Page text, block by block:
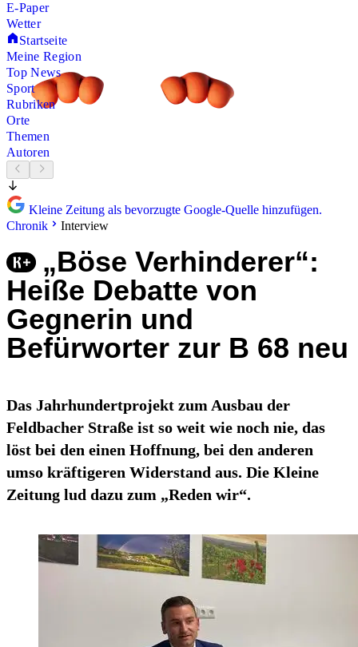
E-Paper
Wetter
Startseite
Meine Region
Top News
Sport
Rubriken
Orte
Themen
Autoren
Kleine Zeitung als bevorzugte Google-Quelle hinzufügen.
Chronik
Interview
„Böse Verhinderer“:
Heiße Debatte von
Gegnerin und
Befürworter zur B 68 neu
Das Jahrhundertprojekt zum Ausbau der
Feldbacher Straße ist so weit wie noch nie, das
löst bei den einen Hoffnung, bei den anderen
umso kräftigeren Widerstand aus. Die Kleine
Zeitung lud dazu zum „Reden wir“.